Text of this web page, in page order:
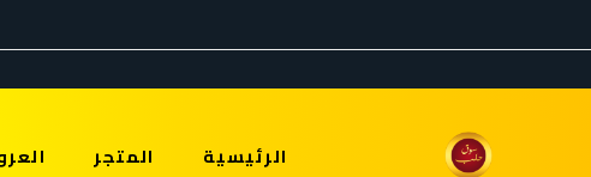
الرئيسية المتجر